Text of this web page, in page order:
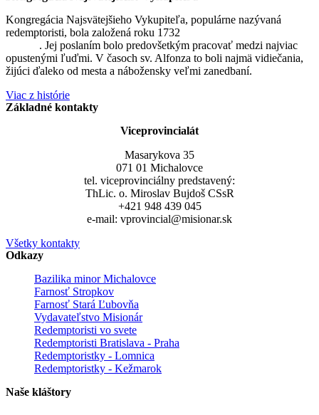
Kongregácia Najsvätejšieho Vykupiteľa, populárne nazývaná
redemptoristi, bola založená roku 1732
. Jej poslaním bolo predovšetkým pracovať medzi najviac
opustenými ľuďmi. V časoch sv. Alfonza to boli najmä vidiečania,
žijúci ďaleko od mesta a nábožensky veľmi zanedbaní.
Viac z histórie
Základné kontakty
Viceprovincialát
Masarykova 35
071 01 Michalovce
tel. viceprovinciálny predstavený:
ThLic. o. Miroslav Bujdoš CSsR
+421 948 439 045
e-mail: vprovincial@misionar.sk
Všetky kontakty
Odkazy
Bazilika minor Michalovce
Farnosť Stropkov
Farnosť Stará Ľubovňa
Vydavateľstvo Misionár
Redemptoristi vo svete
Redemptoristi Bratislava - Praha
Redemptoristky - Lomnica
Redemptoristky - Kežmarok
Naše kláštory